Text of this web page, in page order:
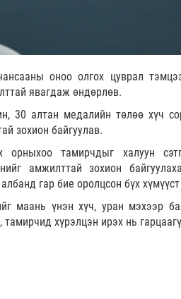
оноо олгох цуврал
явагдаж өндөрлөв.
30 алтан медалийн төлөө хүч
зохион байгуулав.
орныхоо тамирчдыг халуун
амжилттай зохион
гар бие оролцсон бүх
маань үнэн хүч, уран мэхээр
хүрэлцэн ирэх нь